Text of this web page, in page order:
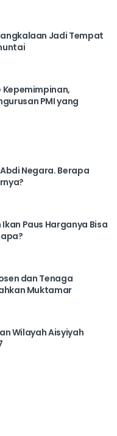
Jadi Tempat
PMI yang
Negara. Berapa
Paus Harganya Bisa
dan Tenaga
Muktamar
Wilayah Aisyiyah